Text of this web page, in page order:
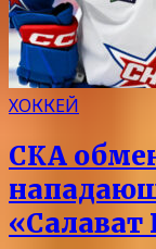
ХОККЕЙ
СКА